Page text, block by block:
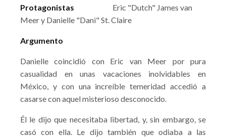
Protagonistas
Eric "Dutch" James van
Meer y Danielle "Dani" St. Claire
Argumento
Danielle coincidió con Eric van Meer por pura
casualidad en unas vacaciones inolvidables en
México, y con una increíble temeridad accedió a
casarse con aquel misterioso desconocido.
Él le dijo que necesitaba libertad, y, sin embargo, se
casó con ella. Le dijo también que odiaba a las